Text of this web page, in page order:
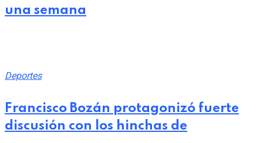
una semana
Deportes
Francisco Bozán protagonizó fuerte
discusión con los hinchas de